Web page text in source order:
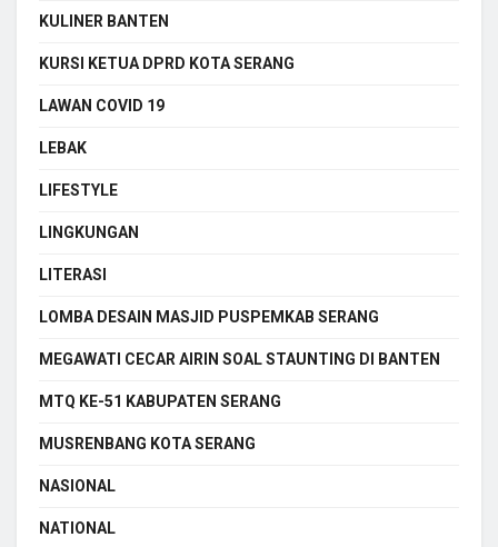
KULINER BANTEN
KURSI KETUA DPRD KOTA SERANG
LAWAN COVID 19
LEBAK
LIFESTYLE
LINGKUNGAN
LITERASI
LOMBA DESAIN MASJID PUSPEMKAB SERANG
MEGAWATI CECAR AIRIN SOAL STAUNTING DI BANTEN
MTQ KE-51 KABUPATEN SERANG
MUSRENBANG KOTA SERANG
NASIONAL
NATIONAL